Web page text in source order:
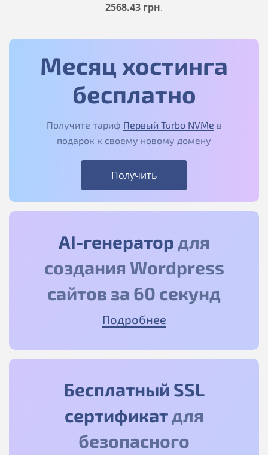
2568.43 грн.
Месяц хостинга
бесплатно
Получите тариф Первый Turbo NVMe в
подарок к своему новому домену
Получить
AI-генератордля
создания Wordpress
сайтов за 60 секунд
Подробнее
Бесплатный SSL
сертификатдля
безопасного